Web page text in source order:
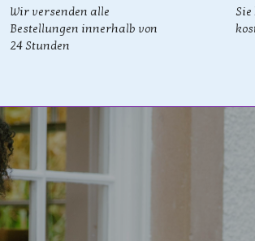
Wir versenden alle
Bestellungen innerhalb von
24 Stunden